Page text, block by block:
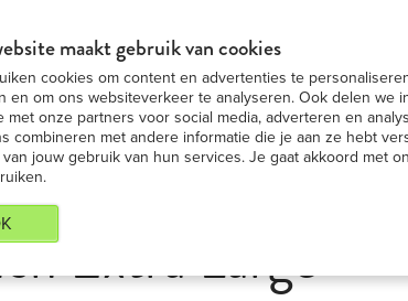
maakt gebruik van cookies
cookies om content en advertenties te
en om ons websiteverkeer te analyseren. Ook delen we
met onze partners voor social media, adverteren en
combineren met andere informatie die je aan ze hebt
jouw gebruik van hun services. Je gaat akkoord met
iPad huren iPad modellen iPad
Extra Large